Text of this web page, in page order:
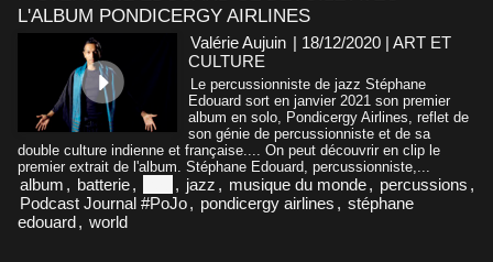
L'ALBUM PONDICERGY AIRLINES
Valérie Aujuin | 18/12/2020 | ART ET
CULTURE
Le percussionniste de jazz Stéphane
Edouard sort en janvier 2021 son premier
album en solo, Pondicergy Airlines, reflet de
son génie de percussionniste et de sa
double culture indienne et française.... On peut découvrir en clip le
premier extrait de l'album. Stéphane Edouard, percussionniste,...
album , batterie, , jazz , musique du monde, percussions ,
Podcast Journal #PoJo, pondicergy airlines , stéphane
edouard, world